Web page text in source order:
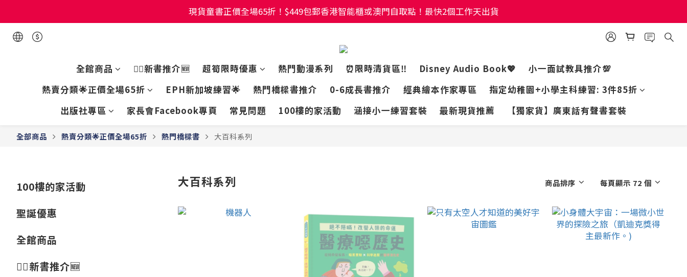
現貨童書正價全場65折！$449包郵香港智能櫃或澳門自取點！最快2個工作天出貨
現貨童書正價全場65折！$449包郵香港智能櫃或澳門自取點！最快2個工作天出貨
現貨童書正價全場65折！$449包郵香港智能櫃或澳門自取點！最快2個工作天出貨
全館商品
👍🏻新書推介🆕 超筍限時優惠 熱門動漫系列 ⏰限時清貨區‼️ Disney Audio Book💖
小一面試教具推介💯
熱賣分類🌟正價全場65折
EPH新加坡練習🌟 熱門橋樑書推介 0-6成長書推介 經典繪本作家專區
指定幼稚園+小學主科練習: 3件85折
出版社專區
家長會Facebook專頁 常見問題 100樓的家活動 涵接小一練習套裝 最新現貨推薦 【獨家貨】廣東話有聲書套裝
全部商品 熱賣分類🌟正價全場65折 熱門橋樑書 大百科系列
100樓的家活動
聖誕優惠
全館商品
👍🏻新書推介🆕
大百科系列 商品排序 每頁顯示 72 個